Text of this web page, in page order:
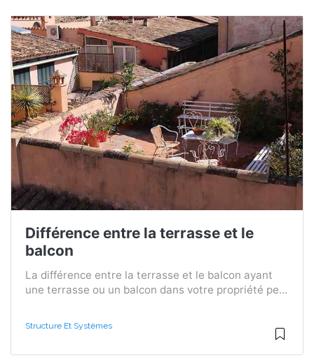
Différence entre la terrasse et le
balcon
La différence entre la terrasse et le balcon ayant
une terrasse ou un balcon dans votre propriété pe...
Structure Et Systèmes